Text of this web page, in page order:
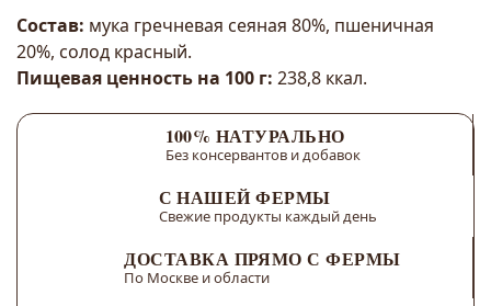
Состав: мука гречневая сеяная 80%, пшеничная
20%, солод красный.
Пищевая ценность на 100 г: 238,8 ккал.
100% НАТУРАЛЬНО
Без консервантов и добавок
С НАШЕЙ ФЕРМЫ
Свежие продукты каждый день
ДОСТАВКА ПРЯМО С ФЕРМЫ
По Москве и области